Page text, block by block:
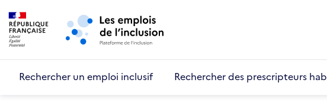
Aller au menu principal
Rechercher un emploi inclusif Rechercher des prescripteurs